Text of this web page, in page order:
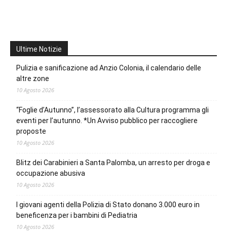
Ultime Notizie
Pulizia e sanificazione ad Anzio Colonia, il calendario delle
altre zone
10 Agosto 2026
“Foglie d’Autunno”, l’assessorato alla Cultura programma gli
eventi per l’autunno. *Un Avviso pubblico per raccogliere
proposte
10 Agosto 2026
Blitz dei Carabinieri a Santa Palomba, un arresto per droga e
occupazione abusiva
10 Agosto 2026
I giovani agenti della Polizia di Stato donano 3.000 euro in
beneficenza per i bambini di Pediatria
10 Agosto 2026